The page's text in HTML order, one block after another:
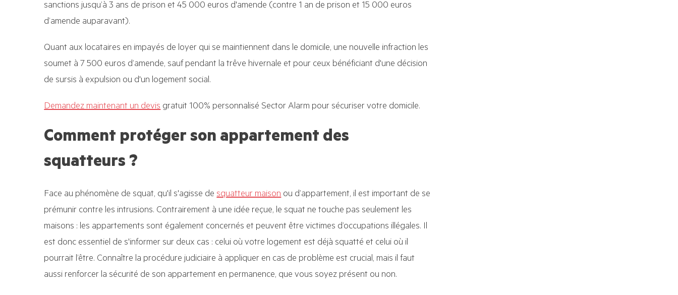
sanctions jusqu’à 3 ans de prison et 45 000 euros d'amende (contre 1 an de prison et 15 000 euros
d’amende auparavant).
Quant aux locataires en impayés de loyer qui se maintiennent dans le domicile, une nouvelle infraction les
soumet à 7 500 euros d’amende, sauf pendant la trêve hivernale et pour ceux bénéficiant d'une décision
de sursis à expulsion ou d'un logement social.
Demandez maintenant un devis gratuit 100% personnalisé Sector Alarm pour sécuriser votre domicile.
Comment protéger son appartement des
squatteurs ?
Face au phénomène de squat, qu'il s'agisse de squatteur maison ou d’appartement, il est important de se
prémunir contre les intrusions. Contrairement à une idée reçue, le squat ne touche pas seulement les
maisons : les appartements sont également concernés et peuvent être victimes d’occupations illégales. Il
est donc essentiel de s'informer sur deux cas : celui où votre logement est déjà squatté et celui où il
pourrait l’être. Connaître la procédure judiciaire à appliquer en cas de problème est crucial, mais il faut
aussi renforcer la sécurité de son appartement en permanence, que vous soyez présent ou non.